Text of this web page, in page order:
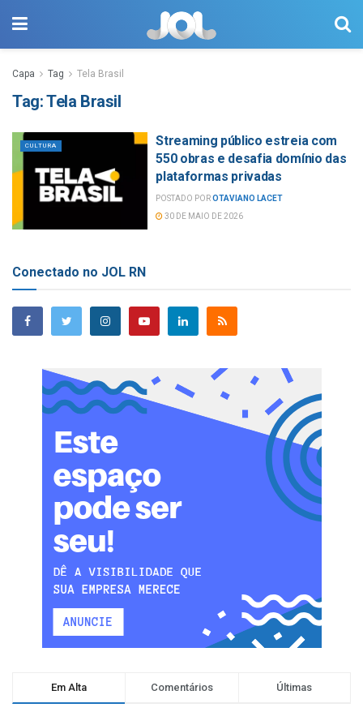
Capa Tag Tela Brasil
Tag:Tela Brasil
CULTURA
Streaming público estreia com
550 obras e desafia domínio das
plataformas privadas
POSTADO POROTAVIANO LACET
30 DE MAIO DE 2026
Conectado no JOL RN
Em Alta Comentários Últimas